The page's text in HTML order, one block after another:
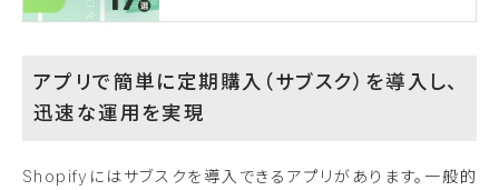
アプリで簡単に定期購入（サブスク）を導入し、
迅速な運用を実現
Shopifyにはサブスクを導入できるアプリがあります。一般的